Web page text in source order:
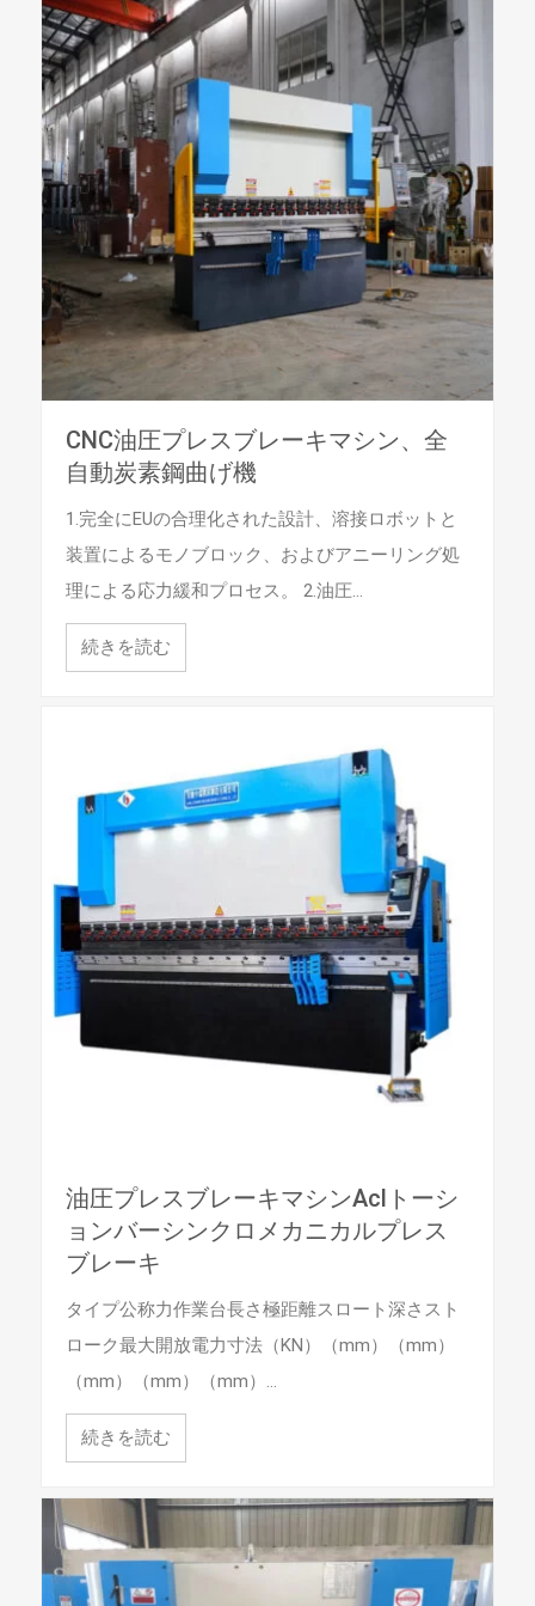
CNC油圧プレスブレーキマシン、全
自動炭素鋼曲げ機
1.完全にEUの合理化された設計、溶接ロボットと
装置によるモノブロック、およびアニーリング処
理による応力緩和プロセス。 2.油圧…
続きを読む
油圧プレスブレーキマシンAclトーシ
ョンバーシンクロメカニカルプレス
ブレーキ
タイプ公称力作業台長さ極距離スロート深さスト
ローク最大開放電力寸法（KN）（mm）（mm）
（mm）（mm）（mm）…
続きを読む